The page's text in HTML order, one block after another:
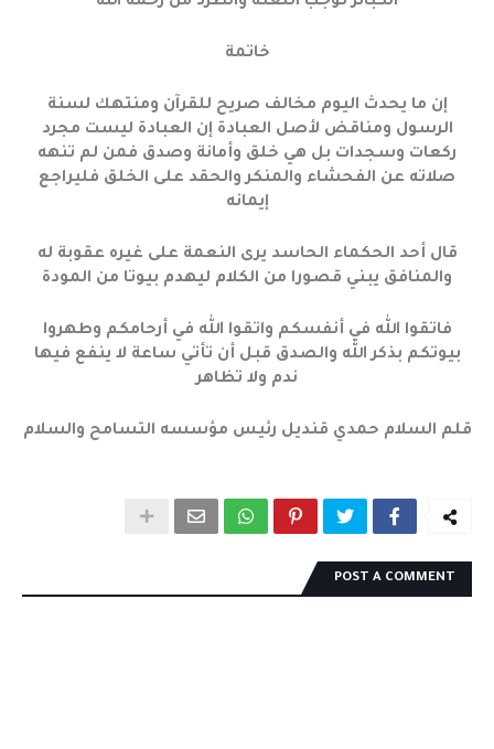
خاتمة
إن ما يحدث اليوم مخالف صريح للقرآن ومنتهك لسنة
الرسول ومناقض لأصل العبادة إن العبادة ليست مجرد
ركعات وسجدات بل هي خلق وأمانة وصدق فمن لم تنهه
صلاته عن الفحشاء والمنكر والحقد على الخلق فليراجع
إيمانه
قال أحد الحكماء الحاسد يرى النعمة على غيره عقوبة له
والمنافق يبني قصورا من الكلام ليهدم بيوتا من المودة
فاتقوا الله في أنفسكم واتقوا الله في أرحامكم وطهروا
بيوتكم بذكر الله والصدق قبل أن تأتي ساعة لا ينفع فيها
ندم ولا تظاهر
قلم السلام حمدي قنديل رئيس مؤسسه التسامح والسلام
POST A COMMENT